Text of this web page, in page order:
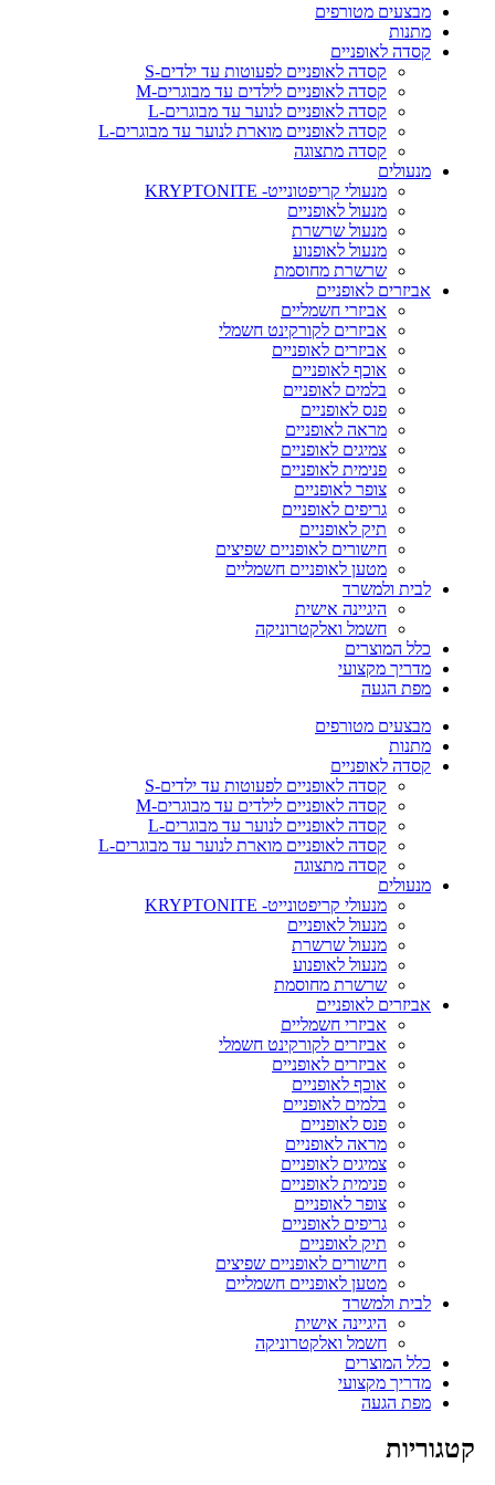
מבצעים מטורפים
מתנות
קסדה לאופניים
קסדה לאופניים לפעוטות עד ילדים-S
קסדה לאופניים לילדים עד מבוגרים-M
קסדה לאופניים לנוער עד מבוגרים-L
קסדה לאופניים מוארת לנוער עד מבוגרים-L
קסדה מתצוגה
מנעולים
מנעולי קריפטונייט- KRYPTONITE
מנעול לאופניים
מנעול שרשרת
מנעול לאופנוע
שרשרת מחוסמת
אביזרים לאופניים
אביזרי חשמליים
אביזרים לקורקינט חשמלי
אביזרים לאופניים
אוכף לאופניים
בלמים לאופניים
פנס לאופניים
מראה לאופניים
צמיגים לאופניים
פנימית לאופניים
צופר לאופניים
גריפים לאופניים
תיק לאופניים
חישורים לאופניים שפיצים
מטען לאופניים חשמליים
לבית ולמשרד
היגיינה אישית
חשמל ואלקטרוניקה
כלל המוצרים
מדריך מקצועי
מפת הגעה
מבצעים מטורפים
מתנות
קסדה לאופניים
קסדה לאופניים לפעוטות עד ילדים-S
קסדה לאופניים לילדים עד מבוגרים-M
קסדה לאופניים לנוער עד מבוגרים-L
קסדה לאופניים מוארת לנוער עד מבוגרים-L
קסדה מתצוגה
מנעולים
מנעולי קריפטונייט- KRYPTONITE
מנעול לאופניים
מנעול שרשרת
מנעול לאופנוע
שרשרת מחוסמת
אביזרים לאופניים
אביזרי חשמליים
אביזרים לקורקינט חשמלי
אביזרים לאופניים
אוכף לאופניים
בלמים לאופניים
פנס לאופניים
מראה לאופניים
צמיגים לאופניים
פנימית לאופניים
צופר לאופניים
גריפים לאופניים
תיק לאופניים
חישורים לאופניים שפיצים
מטען לאופניים חשמליים
לבית ולמשרד
היגיינה אישית
חשמל ואלקטרוניקה
כלל המוצרים
מדריך מקצועי
מפת הגעה
קטגוריות